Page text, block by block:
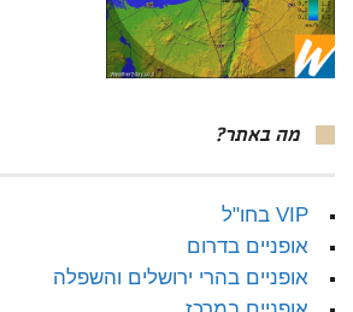
מה באתר?
VIP בחו"ל
אופניים בדרום
אופניים בהרי ירושלים והשפלה